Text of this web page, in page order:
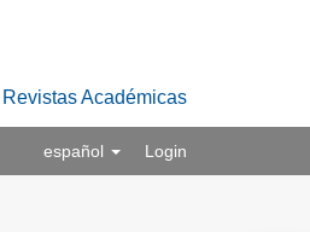
Académicas
español Login